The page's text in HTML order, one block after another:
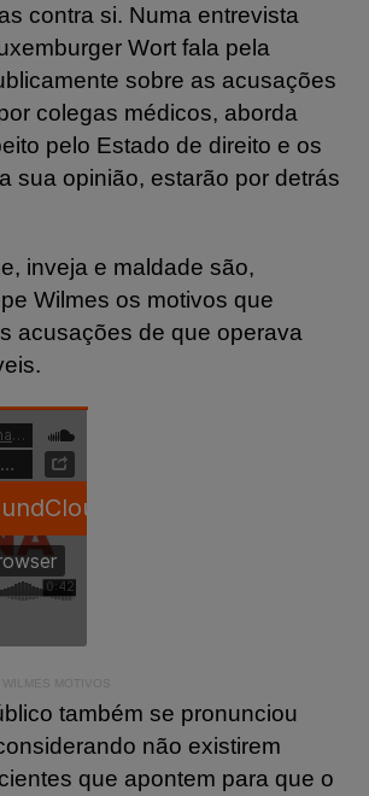
contra si. Numa entrevista
Wort fala pela
sobre as acusações
colegas médicos, aborda
pelo Estado de direito e os
sua opinião, estarão por detrás
inveja e maldade são,
Wilmes os motivos que
acusações de que operava
WILMES MOTIVOS
também se pronunciou
não existirem
que apontem para que o